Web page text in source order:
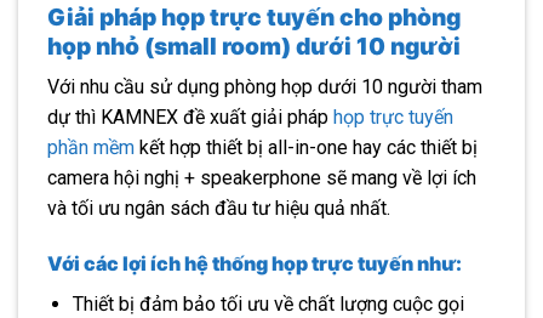
Giải pháp họp trực tuyến cho phòng
họp nhỏ (small room) dưới 10 người
Với nhu cầu sử dụng phòng họp dưới 10 người tham
dự thì KAMNEX đề xuất giải pháp họp trực tuyến
phần mềm kết hợp thiết bị all-in-one hay các thiết bị
camera hội nghị + speakerphone sẽ mang về lợi ích
và tối ưu ngân sách đầu tư hiệu quả nhất.
Với các lợi ích hệ thống họp trực tuyến như:
Thiết bị đảm bảo tối ưu về chất lượng cuộc gọi